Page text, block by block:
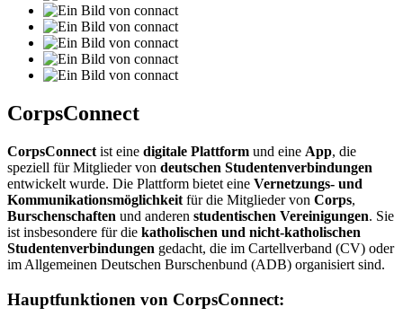
CorpsConnect
CorpsConnect ist eine digitale Plattform und eine App, die
speziell für Mitglieder von deutschen Studentenverbindungen
entwickelt wurde. Die Plattform bietet eine Vernetzungs- und
Kommunikationsmöglichkeit für die Mitglieder von Corps,
Burschenschaften und anderen studentischen Vereinigungen. Sie
ist insbesondere für die katholischen und nicht-katholischen
Studentenverbindungen gedacht, die im Cartellverband (CV) oder
im Allgemeinen Deutschen Burschenbund (ADB) organisiert sind.
Hauptfunktionen von CorpsConnect: